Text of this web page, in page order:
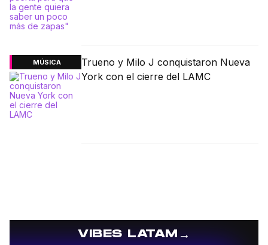
MÚSICA
Trueno y Milo J conquistaron Nueva
York con el cierre del LAMC
VIBES LATAM →